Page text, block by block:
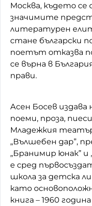
Москва, където се
значимите
литературен
стане български
поетът отказва
се върна в
прави.
Асен Босев издава
поеми, проза,
Младежкия
„Вълшебен дар”,
„Бранимир юнак” и
е сред
школа за детска
като
книга – 1960